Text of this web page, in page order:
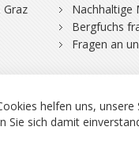
Graz
Nachhaltige
Bergfuchs
Fragen an
helfen uns, unsere
Sie sich damit